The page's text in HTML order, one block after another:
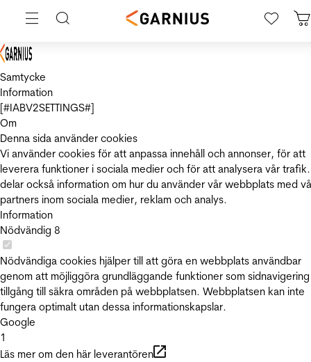
Samtycke
Information
[#IABV2SETTINGS#]
Om
Denna sida använder cookies
Vi använder cookies för att anpassa innehåll och annonser, för att
leverera funktioner i sociala medier och för att analysera vår
delar också information om hur du använder vår webbplats med
partners inom sociala medier, reklam och analys.
Information
Nödvändig 8
Nödvändiga cookies hjälper till att göra en webbplats användbar
genom att möjliggöra grundläggande funktioner som
tillgång till säkra områden på webbplatsen. Webbplatsen kan inte
fungera optimalt utan dessa informationskapslar.
Google
1
Läs mer om den här leverantören